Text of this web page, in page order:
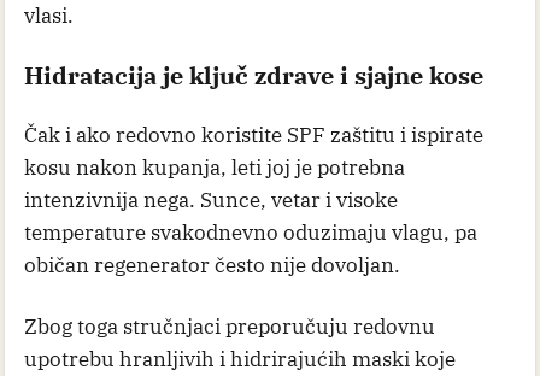
vlasi.
Hidratacija je ključ zdrave i sjajne kose
Čak i ako redovno koristite SPF zaštitu i ispirate
kosu nakon kupanja, leti joj je potrebna
intenzivnija nega. Sunce, vetar i visoke
temperature svakodnevno oduzimaju vlagu, pa
običan regenerator često nije dovoljan.
Zbog toga stručnjaci preporučuju redovnu
upotrebu hranljivih i hidrirajućih maski koje